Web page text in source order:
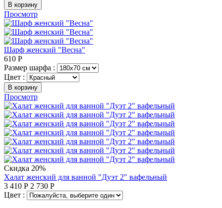
В корзину
Просмотр
Шарф женский "Весна"
610 Р
Размер шарфа :
Цвет :
В корзину
Просмотр
Скидка 20%
Халат женский для ванной "Дуэт 2" вафельный
3 410 Р 2 730 Р
Цвет :